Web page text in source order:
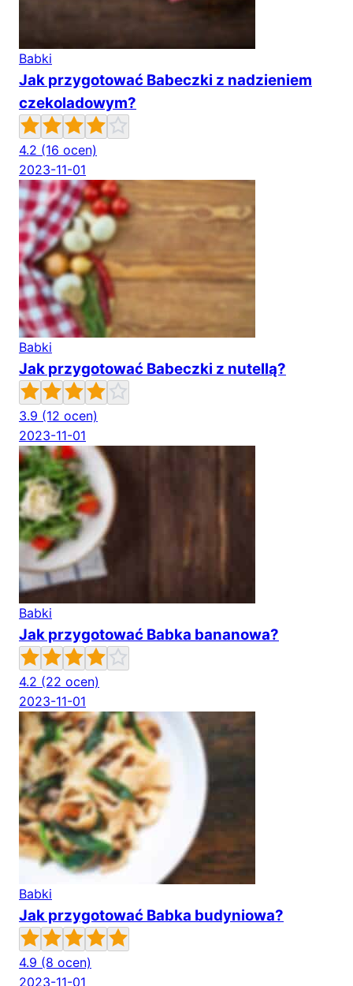
Babki
Jak przygotować Babeczki z nadzieniem
czekoladowym?
4.2 (16 ocen)
2023-11-01
Babki
Jak przygotować Babeczki z nutellą?
3.9 (12 ocen)
2023-11-01
Babki
Jak przygotować Babka bananowa?
4.2 (22 ocen)
2023-11-01
Babki
Jak przygotować Babka budyniowa?
4.9 (8 ocen)
2023-11-01